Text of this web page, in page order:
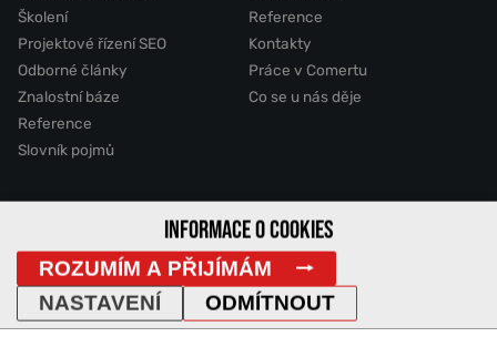
Školení
Projektové řízení SEO
Odborné články
Znalostní báze
Reference
Slovník pojmů
Reference
Kontakty
Práce v Comertu
Co se u nás děje
2011 - 2026 © Comerto, s.r.o.
Mapa stránek GDPR Cookies Vyhledávání
IP Adresa
INFORMACE O COOKIES
ROZUMÍM A PŘIJÍMÁM
ODMÍTNOUT
NASTAVENÍ